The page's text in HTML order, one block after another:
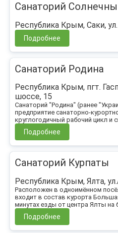
Санаторий
Республика Крым, Саки,
Подробнее
Санаторий Родина
Республика Крым, пгт.
шоссе, 15
Санаторий "Родина" (ранее
предприятие санаторно-
круглогодичный рабочий цикл и
Подробнее
Санаторий Курпаты
Республика Крым, Ялта,
Расположен в одноимённом
входит в состав курорта
минутах езды от центра Ялты на
Подробнее